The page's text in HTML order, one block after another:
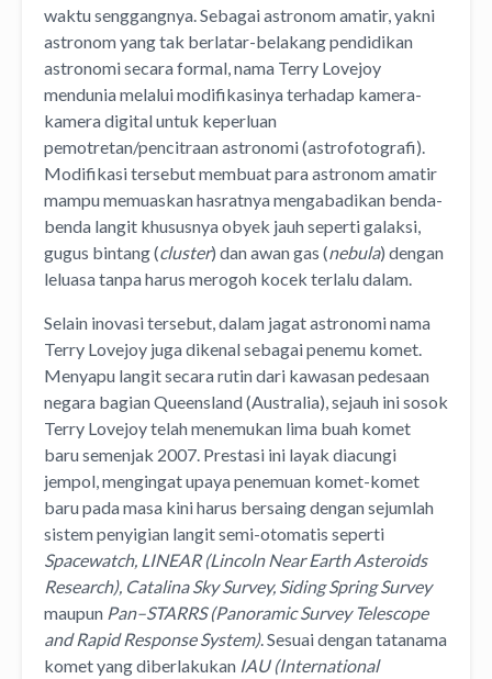
waktu senggangnya. Sebagai astronom amatir, yakni
astronom yang tak berlatar-belakang pendidikan
astronomi secara formal, nama Terry Lovejoy
mendunia melalui modifikasinya terhadap kamera-
kamera digital untuk keperluan
pemotretan/pencitraan astronomi (astrofotografi).
Modifikasi tersebut membuat para astronom amatir
mampu memuaskan hasratnya mengabadikan benda-
benda langit khususnya obyek jauh seperti galaksi,
gugus bintang (cluster) dan awan gas (nebula) dengan
leluasa tanpa harus merogoh kocek terlalu dalam.
Selain inovasi tersebut, dalam jagat astronomi nama
Terry Lovejoy juga dikenal sebagai penemu komet.
Menyapu langit secara rutin dari kawasan pedesaan
negara bagian Queensland (Australia), sejauh ini sosok
Terry Lovejoy telah menemukan lima buah komet
baru semenjak 2007. Prestasi ini layak diacungi
jempol, mengingat upaya penemuan komet-komet
baru pada masa kini harus bersaing dengan sejumlah
sistem penyigian langit semi-otomatis seperti
Spacewatch, LINEAR (Lincoln Near Earth Asteroids
Research), Catalina Sky Survey, Siding Spring Survey
maupun Pan–STARRS (Panoramic Survey Telescope
and Rapid Response System). Sesuai dengan tatanama
komet yang diberlakukan IAU (International